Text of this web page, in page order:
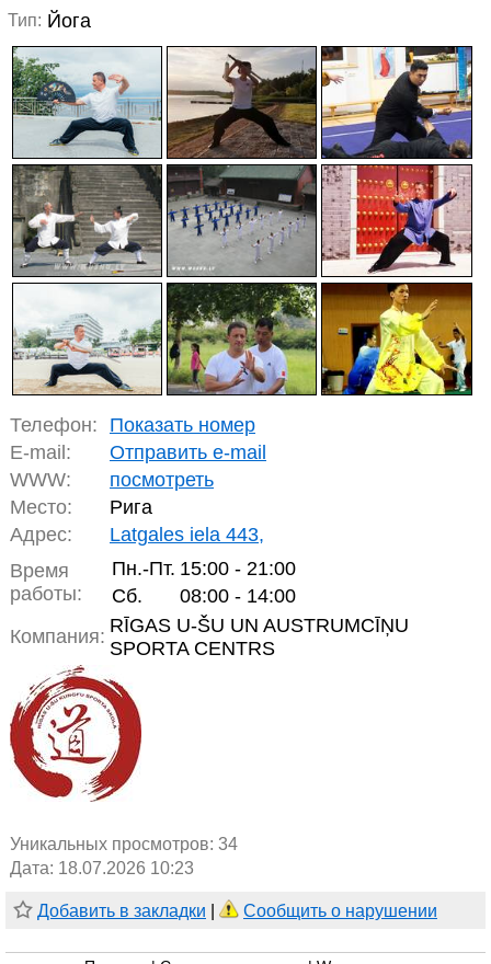
Тип: Йога
Телефон:
Показать номер
E-mail:
Отправить e-mail
WWW:
посмотреть
Место:
Рига
Адрес:
Latgales iela 443,
Время
работы:
Пн.-Пт. 15:00 - 21:00
Сб.
08:00 - 14:00
Компания: RĪGAS U-ŠU UN AUSTRUMCĪŅU
SPORTA CENTRS
Уникальных просмотров: 34
Дата: 18.07.2026 10:23
Добавить в закладки Сообщить о нарушении